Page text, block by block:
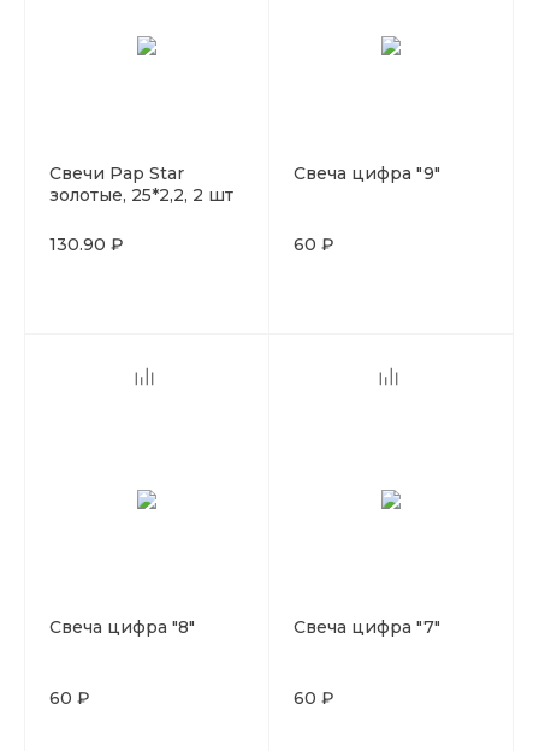
Свечи Pap Star
золотые, 25*2,2, 2 шт
130.90 ₽
Свеча цифра "9"
60 ₽
Свеча цифра "8"
60 ₽
Свеча цифра "7"
60 ₽